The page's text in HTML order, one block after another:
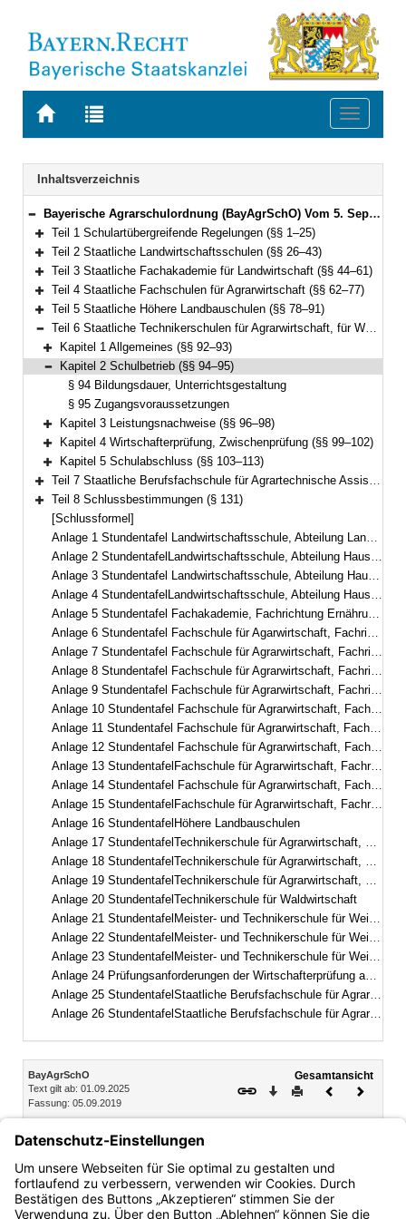
Zur
BAYERN.RECHT
Zur
letzten
Suche
Toggle
Navigation
Inhaltsverzeichnis
Bereich reduzieren
Bayerische Agrarschulordnung (BayAgrSchO) Vom 5. September 2019 (GVBl. S. 564) BayRS 7803-1-L (§§ 1–131)
Bereich erweitern
Teil 1 Schulartübergreifende Regelungen (§§ 1–25)
Bereich erweitern
Teil 2 Staatliche Landwirtschaftsschulen (§§ 26–43)
Bereich erweitern
Teil 3 Staatliche Fachakademie für Landwirtschaft (§§ 44–61)
Bereich erweitern
Teil 4 Staatliche Fachschulen für Agrarwirtschaft (§§ 62–77)
Bereich erweitern
Teil 5 Staatliche Höhere Landbauschulen (§§ 78–91)
Bereich reduzieren
Teil 6 Staatliche Technikerschulen für Agrarwirtschaft, für Waldwirtschaft sowie Staatliche Meister- und Technikerschule für Weinbau und Gartenbau (§§ 92–113)
Bereich erweitern
Kapitel 1 Allgemeines (§§ 92–93)
Bereich reduzieren
Kapitel 2 Schulbetrieb (§§ 94–95)
§ 94 Bildungsdauer, Unterrichtsgestaltung
§ 95 Zugangsvoraussetzungen
Bereich erweitern
Kapitel 3 Leistungsnachweise (§§ 96–98)
Bereich erweitern
Kapitel 4 Wirtschafterprüfung, Zwischenprüfung (§§ 99–102)
Bereich erweitern
Kapitel 5 Schulabschluss (§§ 103–113)
Bereich erweitern
Teil 7 Staatliche Berufsfachschule für Agrartechnische Assistentinnen und Assistenten (§§ 114–130)
Bereich erweitern
Teil 8 Schlussbestimmungen (§ 131)
[Schlussformel]
Anlage 1 Stundentafel Landwirtschaftsschule, Abteilung Landwirtschaft, dreisemestrig
Anlage 2 StundentafelLandwirtschaftsschule, Abteilung Hauswirtschaft, dreisemestrig in berufsbegleitender Teilzeitform– Fachschule für hauswirtschaftliche Betriebsführung –
Anlage 3 Stundentafel Landwirtschaftsschule, Abteilung Hauswirtschaft, zweisemestrig
Anlage 4 StundentafelLandwirtschaftsschule, Abteilung Hauswirtschaft, einsemestrig– Fachschule für Ernährung und Haushaltsführung –
Anlage 5 Stundentafel Fachakademie, Fachrichtung Ernährungs- und Versorgungsmanagement
Anlage 6 Stundentafel Fachschule für Agarwirtschaft, Fachrichtung Garten- und Landschaftsbau, zweisemestrig
Anlage 7 Stundentafel Fachschule für Agrarwirtschaft, Fachrichtung Garten- und Landschaftsbau, dreisemestrig
Anlage 8 Stundentafel Fachschule für Agrarwirtschaft, Fachrichtung Garten- und Landschaftsbau, Fachgebiet Management und Gestaltung
Anlage 9 Stundentafel Fachschule für Agrarwirtschaft, Fachrichtung Garten- und Landschaftsbau, zweisemestrig mit E-learning-Phasen
Anlage 10 Stundentafel Fachschule für Agrarwirtschaft, Fachrichtung Gartenbau, Fachgebiet Zierpflanzenbau/Management und Gestaltung
Anlage 11 Stundentafel Fachschule für Agrarwirtschaft, Fachrichtung Gartenbau, Fachgebiet Staudengärtnerei/Management und Gestaltung
Anlage 12 Stundentafel Fachschule für Agrarwirtschaft, Fachrichtung Gartenbau, Fachgebiet Gemüsebau
Anlage 13 StundentafelFachschule für Agrarwirtschaft, Fachrichtung ökologischer Landbau
Anlage 14 Stundentafel Fachschule für Agrarwirtschaft, Fachrichtung Milchwirtschaft und Molkereiwesen
Anlage 15 StundentafelFachschule für Agrarwirtschaft, Fachrichtung Milchwirtschaftliches Laborwesen
Anlage 16 StundentafelHöhere Landbauschulen
Anlage 17 StundentafelTechnikerschule für Agrarwirtschaft, Fachrichtung Landwirtschaft
Anlage 18 StundentafelTechnikerschule für Agrarwirtschaft, Fachrichtung Milchwirtschaft und Molkereiwesen
Anlage 19 StundentafelTechnikerschule für Agrarwirtschaft, Fachrichtung Ernährungs- und Versorgungsmanagement
Anlage 20 StundentafelTechnikerschule für Waldwirtschaft
Anlage 21 StundentafelMeister- und Technikerschule für Weinbau und Gartenbau, Fachrichtung Gartenbau Schwerpunkt Zierpflanzenbau und Baumschule
Anlage 22 StundentafelMeister- und Technikerschule für Weinbau und Gartenbau, Fachrichtung Garten- und Landschaftsbau
Anlage 23 StundentafelMeister- und Technikerschule für Weinbau und Gartenbau, Fachrichtung Weinbau und Oenologie
Anlage 24 Prüfungsanforderungen der Wirtschafterprüfung an der Meister- und Technikerschule für Weinbau und Gartenbau
Anlage 25 StundentafelStaatliche Berufsfachschule für Agrartechnische Assistentinnen und Assistenten, Fachrichtung Lebensmittel – Pflanze – Umwelt
Anlage 26 StundentafelStaatliche Berufsfachschule für Agrartechnische Assistentinnen und Assistenten, Fachrichtung Biotechnologie
Inhalt
BayAgrSchO
Text gilt ab: 01.09.2025
Fassung: 05.09.2019
Gesamtansicht
Download
DruckenVorheriges
Kapitel 2 Schulbetrieb
§ 94 Bildungsdauer, Unterrichtsgestaltung
§ 95 Zugangsvoraussetzungen